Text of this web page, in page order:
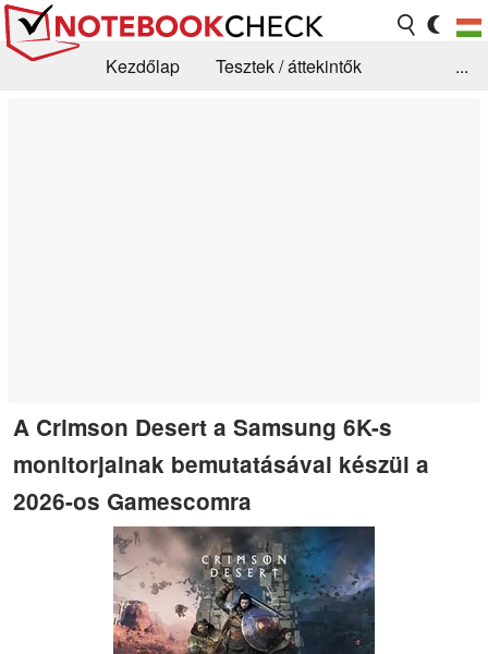
Kezdőlap
Tesztek / áttekintők
...
A Crimson Desert a Samsung 6K-s
monitorjainak bemutatásával készül a
2026-os Gamescomra